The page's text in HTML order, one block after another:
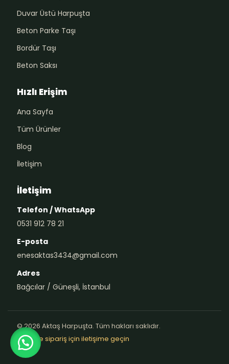
Duvar Üstü Harpuşta
Beton Parke Taşı
Bordür Taşı
Beton Saksı
Hızlı Erişim
Ana Sayfa
Tüm Ürünler
Blog
İletişim
İletişim
Telefon / WhatsApp
0531 912 78 21
E-posta
enesaktas3434@gmail.com
Adres
Bağcılar / Güneşli, İstanbul
© 2026 Aktaş Harpuşta. Tüm hakları saklıdır.
Teklif ve sipariş için iletişime geçin